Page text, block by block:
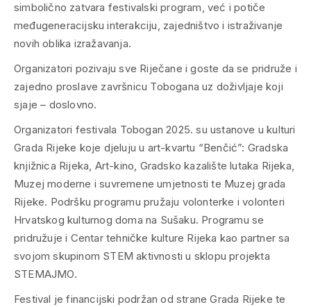
simbolično zatvara festivalski program, već i potiče
međugeneracijsku interakciju, zajedništvo i istraživanje
novih oblika izražavanja.
Organizatori pozivaju sve Riječane i goste da se pridruže i
zajedno proslave završnicu Tobogana uz doživljaje koji
sjaje – doslovno.
Organizatori festivala Tobogan 2025. su ustanove u kulturi
Grada Rijeke koje djeluju u art-kvartu “Benčić”: Gradska
knjižnica Rijeka, Art-kino, Gradsko kazalište lutaka Rijeka,
Muzej moderne i suvremene umjetnosti te Muzej grada
Rijeke. Podršku programu pružaju volonterke i volonteri
Hrvatskog kulturnog doma na Sušaku. Programu se
pridružuje i Centar tehničke kulture Rijeka kao partner sa
svojom skupinom STEM aktivnosti u sklopu projekta
STEMAJMO.
Festival je financijski podržan od strane Grada Rijeke te